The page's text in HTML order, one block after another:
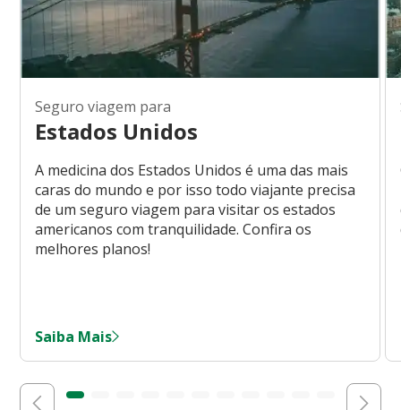
Seguro viagem para
Estados Unidos
A medicina dos Estados Unidos é uma das mais
caras do mundo e por isso todo viajante precisa
de um seguro viagem para visitar os estados
americanos com tranquilidade. Confira os
melhores planos!
Saiba Mais